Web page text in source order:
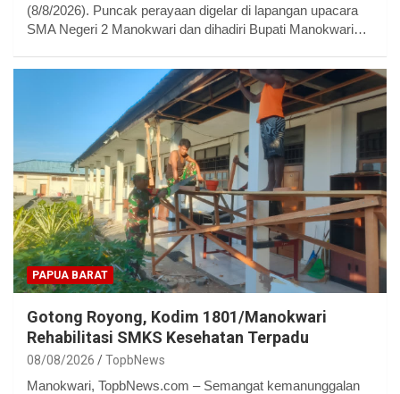
(8/8/2026). Puncak perayaan digelar di lapangan upacara
SMA Negeri 2 Manokwari dan dihadiri Bupati Manokwari…
PAPUA BARAT
Gotong Royong, Kodim 1801/Manokwari
Rehabilitasi SMKS Kesehatan Terpadu
08/08/2026 TopbNews
Manokwari, TopbNews.com – Semangat kemanunggalan